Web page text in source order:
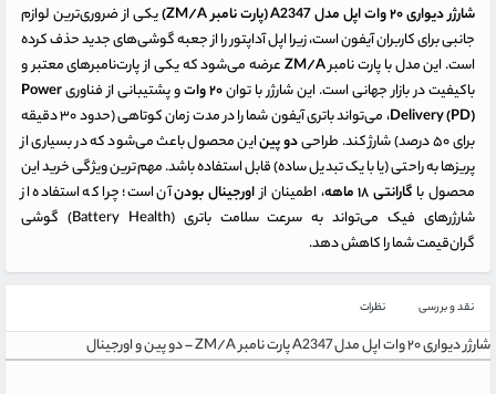
شارژر دیواری ۲۰ وات اپل مدل A2347 (پارت نامبر ZM/A)
یکی از ضروری‌ترین لوازم
جانبی برای کاربران آیفون است، زیرا اپل آداپتور را از جعبه گوشی‌های جدید حذف کرده
است. این مدل با پارت نامبرZM/Aعرضه می‌شود که یکی از پارت‌نامبرهای معتبر و
باکیفیت در بازار جهانی است. این شارژر با توان۲۰ وات و پشتیبانی از فناوریPower
Delivery (PD)
، می‌تواند باتری آیفون شما را در مدت زمان کوتاهی (حدود ۳۰ دقیقه
برای ۵۰ درصد) شارژ کند. طراحی
دو پیناین محصول باعث می‌شود که در بسیاری از
پریزها به راحتی (یا با یک تبدیل ساده) قابل استفاده باشد. مهم‌ترین ویژگی خرید این
محصول با گارانتی ۱۸ ماهه ، اطمینان ازاورجینال بودنآن است؛ چرا که استفاده از
شارژرهای فیک می‌تواند به سرعت سلامت باتری (Battery Health) گوشی
گران‌قیمت شما را کاهش دهد.
نقد و بررسی نظرات
شارژر دیواری ۲۰ وات اپل مدل A2347 پارت نامبر ZM/A – دو پین و اورجینال